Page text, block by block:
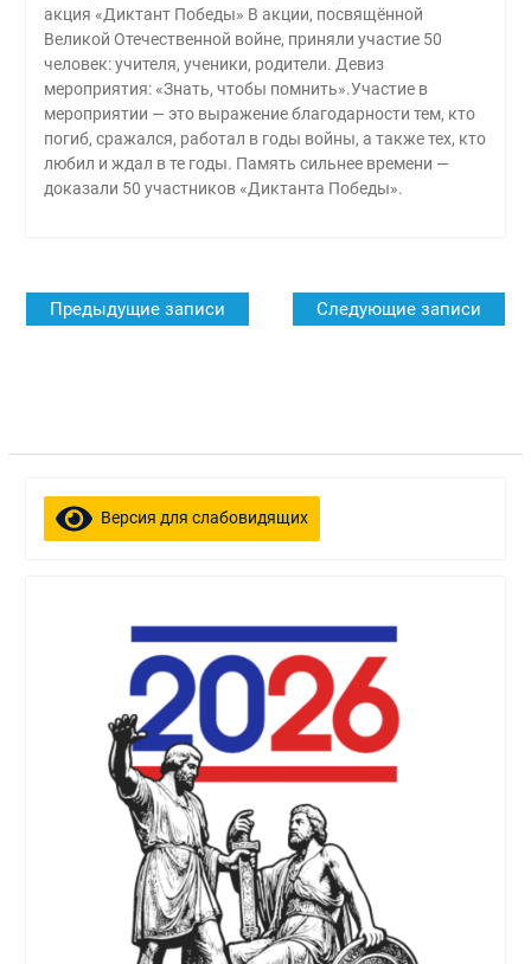
акция «Диктант Победы» В акции, посвящённой
Великой Отечественной войне, приняли участие 50
человек: учителя, ученики, родители. Девиз
мероприятия: «Знать, чтобы помнить».Участие в
мероприятии — это выражение благодарности тем, кто
погиб, сражался, работал в годы войны, а также тех, кто
любил и ждал в те годы. Память сильнее времени —
доказали 50 участников «Диктанта Победы».
Навигация
по
Предыдущие записи Следующие записи
Версия для слабовидящих